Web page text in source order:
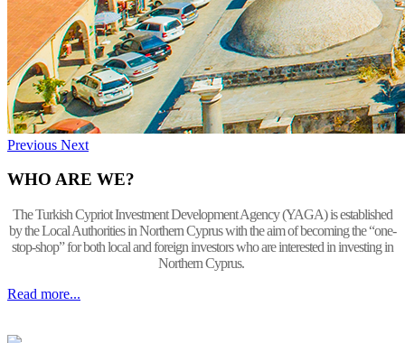
Previous Next
WHO ARE WE?
The Turkish Cypriot Investment Development Agency (YAGA) is established
by the Local Authorities in Northern Cyprus with the aim of becoming the “one-
stop-shop” for both local and foreign investors who are interested in investing in
Northern Cyprus.
Read more...